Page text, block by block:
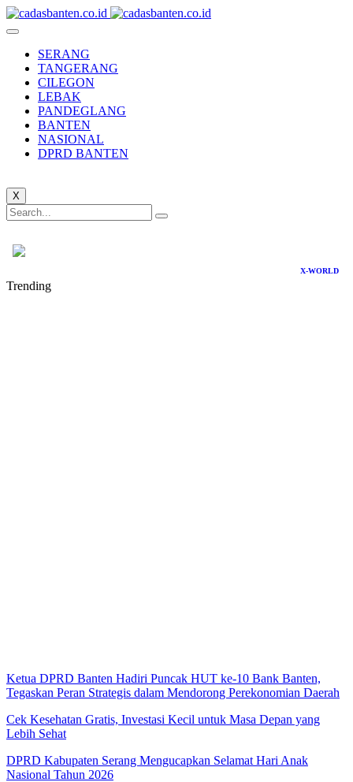
SERANG
TANGERANG
CILEGON
LEBAK
PANDEGLANG
BANTEN
NASIONAL
DPRD BANTEN
X
X-WORLD
Trending
Ketua DPRD Banten Hadiri Puncak HUT ke-10 Bank Banten,
Tegaskan Peran Strategis dalam Mendorong Perekonomian Daerah
Cek Kesehatan Gratis, Investasi Kecil untuk Masa Depan yang
Lebih Sehat
DPRD Kabupaten Serang Mengucapkan Selamat Hari Anak
Nasional Tahun 2026